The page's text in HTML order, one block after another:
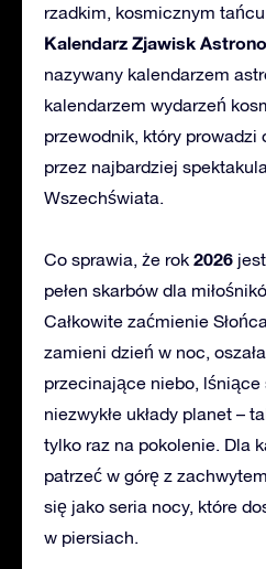
rzadkim, kosmicznym
Kalendarz Zjawisk
nazywany kalendarzem
kalendarzem wydarzeń
przewodnik, który prowadzi
przez najbardziej
Wszechświata.
Co sprawia, że rok 2026
pełen skarbów dla
Całkowite zaćmienie
zamieni dzień w noc,
przecinające niebo, lśniące
niezwykłe układy planet –
tylko raz na pokolenie. Dla
patrzeć w górę z
się jako seria nocy, które
w piersiach.